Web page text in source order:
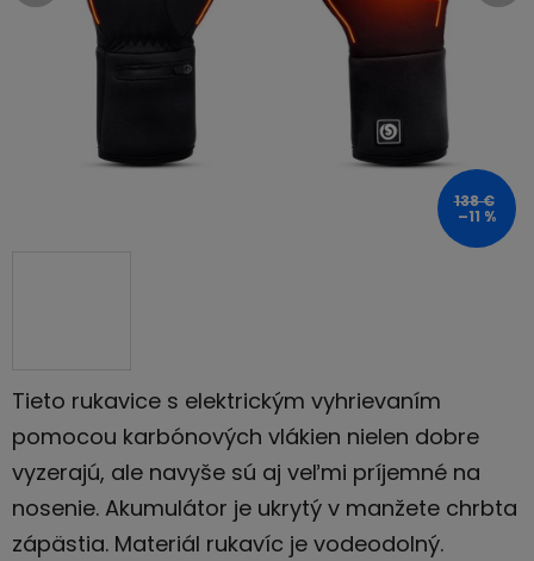
Tieto rukavice s elektrickým vyhrievaním
pomocou karbónových vlákien nielen dobre
vyzerajú, ale navyše sú aj veľmi príjemné na
nosenie. Akumulátor je ukrytý v manžete chrbta
zápästia. Materiál rukavíc je vodeodolný.
138 €
–11 %